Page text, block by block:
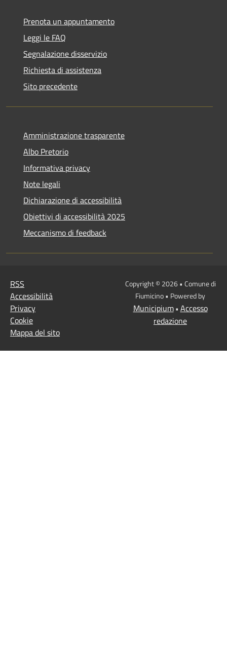
Prenota un appuntamento
Leggi le FAQ
Segnalazione disservizio
Richiesta di assistenza
Sito precedente
Amministrazione trasparente
Albo Pretorio
Informativa privacy
Note legali
Dichiarazione di accessibilità
Obiettivi di accessibilità 2025
Meccanismo di feedback
RSS
Accessibilità
Privacy
Cookie
Mappa del sito
Copyright © 2026 • Comune di
Fiumicino • Powered by
Municipium• Accesso
redazione